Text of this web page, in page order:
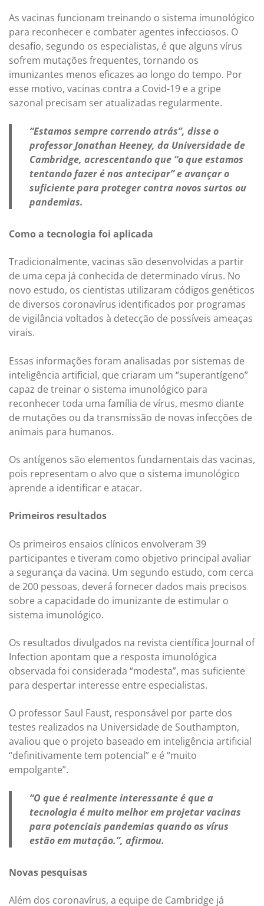
As vacinas funcionam treinando o sistema imunológico
para reconhecer e combater agentes infecciosos. O
desafio, segundo os especialistas, é que alguns vírus
sofrem mutações frequentes, tornando os
imunizantes menos eficazes ao longo do tempo. Por
esse motivo, vacinas contra a Covid-19 e a gripe
sazonal precisam ser atualizadas regularmente.
“Estamos sempre correndo atrás”, disse o
professor Jonathan Heeney, da Universidade de
Cambridge, acrescentando que “o que estamos
tentando fazer é nos antecipar” e avançar o
suficiente para proteger contra novos surtos ou
pandemias.
Como a tecnologia foi aplicada
Tradicionalmente, vacinas são desenvolvidas a partir
de uma cepa já conhecida de determinado vírus. No
novo estudo, os cientistas utilizaram códigos genéticos
de diversos coronavírus identificados por programas
de vigilância voltados à detecção de possíveis ameaças
virais.
Essas informações foram analisadas por sistemas de
inteligência artificial, que criaram um “superantígeno”
capaz de treinar o sistema imunológico para
reconhecer toda uma família de vírus, mesmo diante
de mutações ou da transmissão de novas infecções de
animais para humanos.
Os antígenos são elementos fundamentais das vacinas,
pois representam o alvo que o sistema imunológico
aprende a identificar e atacar.
Primeiros resultados
Os primeiros ensaios clínicos envolveram 39
participantes e tiveram como objetivo principal avaliar
a segurança da vacina. Um segundo estudo, com cerca
de 200 pessoas, deverá fornecer dados mais precisos
sobre a capacidade do imunizante de estimular o
sistema imunológico.
Os resultados divulgados na revista científica Journal of
Infection apontam que a resposta imunológica
observada foi considerada “modesta”, mas suficiente
para despertar interesse entre especialistas.
O professor Saul Faust, responsável por parte dos
testes realizados na Universidade de Southampton,
avaliou que o projeto baseado em inteligência artificial
“definitivamente tem potencial” e é “muito
empolgante”.
“O que é realmente interessante é que a
tecnologia é muito melhor em projetar vacinas
para potenciais pandemias quando os vírus
estão em mutação.”, afirmou.
Novas pesquisas
Além dos coronavírus, a equipe de Cambridge já